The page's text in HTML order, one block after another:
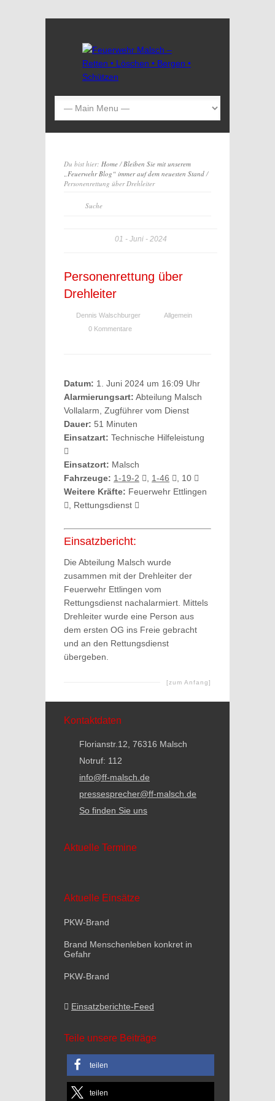
Du bist hier: Home/Bleiben Sie mit unserem
„Feuerwehr Blog“ immer auf dem neuesten Stand/
Personenrettung über Drehleiter
01 Juni 2024
Personenrettung über
Drehleiter
Dennis Walschburger
Allgemein
0 Kommentare
Datum: 1. Juni 2024 um 16:09 Uhr
Alarmierungsart: Abteilung Malsch
Vollalarm, Zugführer vom Dienst
Dauer: 51 Minuten
Einsatzart: Technische Hilfeleistung
Einsatzort: Malsch
Fahrzeuge: 1-19-2 1-46
, 10
Weitere Kräfte: Feuerwehr Ettlingen
, Rettungsdienst
Einsatzbericht:
Die Abteilung Malsch wurde
zusammen mit der Drehleiter der
Feuerwehr Ettlingen vom
Rettungsdienst nachalarmiert. Mittels
Drehleiter wurde eine Person aus
dem ersten OG ins Freie gebracht
und an den Rettungsdienst
übergeben.
[zum Anfang]
Kontaktdaten
Florianstr.12, 76316 Malsch
Notruf: 112
info@ff-malsch.de
pressesprecher@ff-malsch.de
So finden Sie uns
Aktuelle Termine
Aktuelle Einsätze
PKW-Brand
Brand Menschenleben konkret in
Gefahr
PKW-Brand
Einsatzberichte-Feed
Teile unsere Beiträge
teilen
teilen